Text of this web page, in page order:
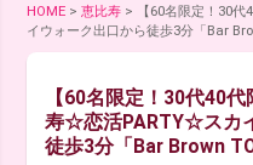
HOME >恵比寿 >
【60名限定！30
イウォーク出口から徒歩3分「Bar
【60名限定！30代40
寿☆恋活PARTY☆スカ
徒歩3分「Bar Brown